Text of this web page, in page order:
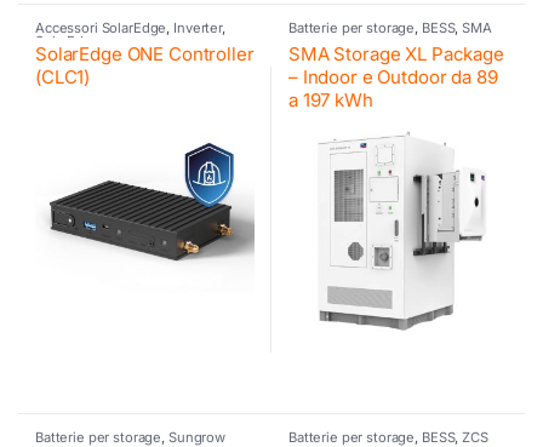
Accessori SolarEdge, Inverter,
SolarEdge
SolarEdge ONE Controller
(CLC1)
Batterie per storage, BESS,SMA
SMA Storage XL Package
– Indoor e Outdoor da 89
a 197 kWh
Batterie per storage, Sungrow Batterie per storage, BESS,ZCS